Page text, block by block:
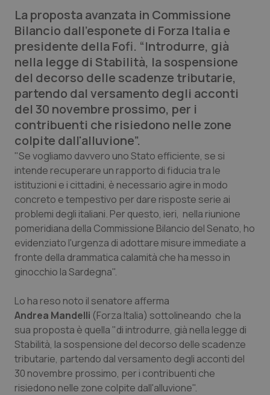
Lettere al direttore
Edizioni Regionali
QS Pro
Professionisti Sanitari.AI
Abruzzo
Basilicata
Calabria
Campania
Emilia-Romagna
Lazio
Liguria
Lombardia
QS Pro Gold
Artrite & artrosi
Asma & BPCO
Car-T
Colesterolo & coronaropatie
Diabete & glucometri
Disturbi dell’umore
Dolore
QS Club Newsletter
La proposta avanzata in Commissione
Bilancio dall’esponete di Forza Italia e
presidente della Fofi. “Introdurre, già
nella legge di Stabilità, la sospensione
del decorso delle scadenze tributarie,
partendo dal versamento degli acconti
del 30 novembre prossimo, per i
contribuenti che risiedono nelle zone
colpite dall'alluvione”.
"Se vogliamo davvero uno Stato efficiente, se si
intende recuperare un rapporto di fiducia tra le
istituzioni e i cittadini, è necessario agire in modo
concreto e tempestivo per dare risposte serie ai
problemi degli italiani. Per questo, ieri, nella riunione
pomeridiana della Commissione Bilancio del Senato, ho
evidenziato l'urgenza di adottare misure immediate a
fronte della drammatica calamità che ha messo in
ginocchio la Sardegna".
Lo ha reso noto il senatore afferma
Andrea Mandelli (Forza Italia) sottolineando che la
sua proposta è quella "di introdurre, già nella legge di
Stabilità, la sospensione del decorso delle scadenze
tributarie, partendo dal versamento degli acconti del
30 novembre prossimo, per i contribuenti che
risiedono nelle zone colpite dall'alluvione".